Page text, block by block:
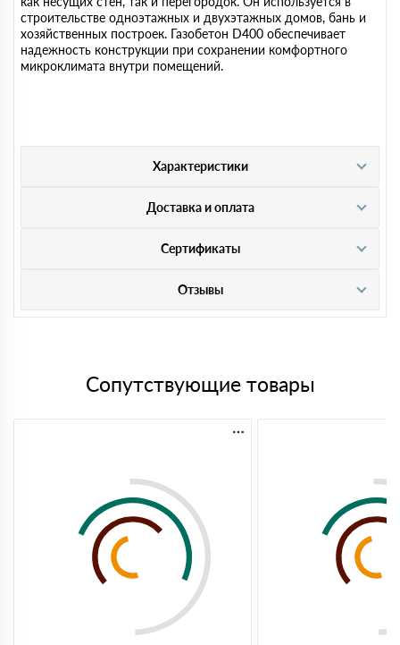
строительстве одноэтажных и двухэтажных домов, бань и
хозяйственных построек. Газобетон D400 обеспечивает
надежность конструкции при сохранении комфортного
микроклимата внутри помещений.
Характеристики
Доставка и оплата
Сертификаты
Отзывы
Сопутствующие товары